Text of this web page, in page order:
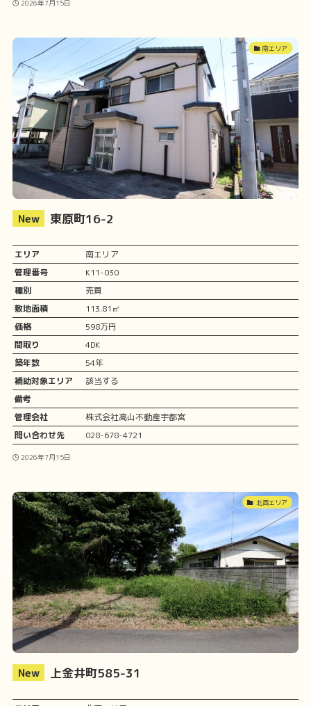
2026年7月15日
南エリア
東原町16-2
エリア
南エリア
管理番号
K11-030
種別
売買
敷地面積
113.81㎡
価格
598万円
間取り
4DK
築年数
54年
補助対象エリア
該当する
備考
管理会社
株式会社高山不動産宇都宮
問い合わせ先
028-678-4721
2026年7月15日
北西エリア
上金井町585-31